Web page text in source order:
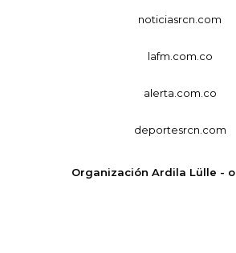
noticiasrcn.com
lafm.com.co
alerta.com.co
deportesrcn.com
Organización Ardila Lülle -